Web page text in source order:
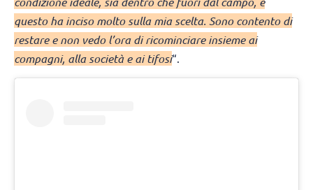
questo ha inciso molto sulla mia scelta. Sono contento di
restare e non vedo l’ora di ricominciare insieme ai
compagni, alla società e ai tifosi“.